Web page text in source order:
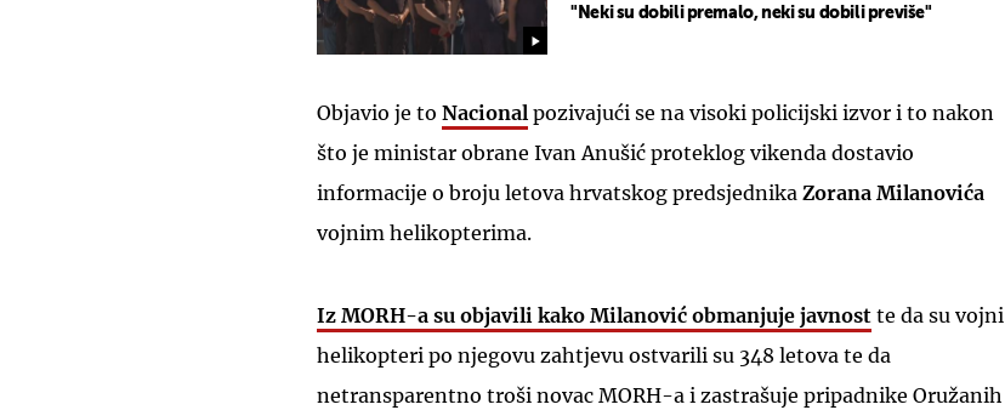
"Neki su dobili premalo, neki su dobili previše"
Objavio je to Nacional pozivajući se na visoki policijski izvor i to nakon
što je ministar obrane Ivan Anušić proteklog vikenda dostavio
informacije o broju letova hrvatskog predsjednika Zorana Milanovića
vojnim helikopterima.
Iz MORH-a su objavili kako Milanović obmanjuje javnost te da su vojni
helikopteri po njegovu zahtjevu ostvarili su 348 letova te da
netransparentno troši novac MORH-a i zastrašuje pripadnike Oružanih